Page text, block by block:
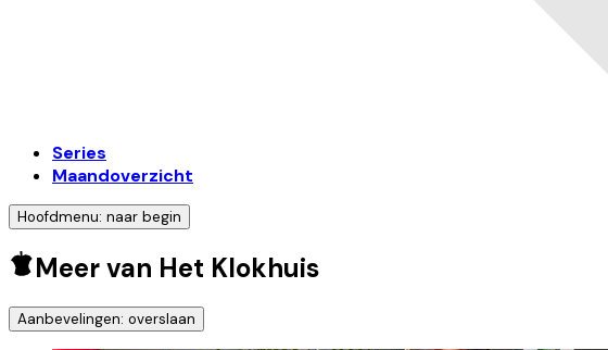
Series
Maandoverzicht
Hoofdmenu: naar begin
Meer van Het Klokhuis
Aanbevelingen: overslaan